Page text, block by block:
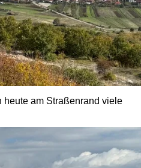
heute am Straßenrand viele